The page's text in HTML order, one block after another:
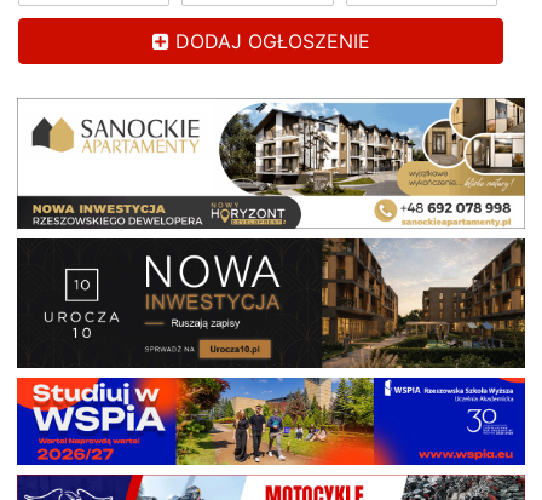
DODAJ OGŁOSZENIE